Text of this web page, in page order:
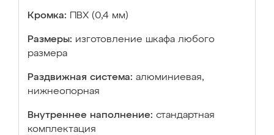
Кромка: ПВХ (0,4 мм)
Размеры: изготовление шкафа любого
размера
Раздвижная система: алюминиевая,
нижнеопорная
Внутреннее наполнение: стандартная
комплектация